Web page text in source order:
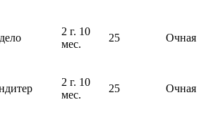
2 г. 10
мес.
25 Очная
2 г. 10
мес.
25 Очная